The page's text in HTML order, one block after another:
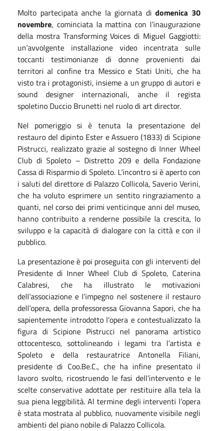
Molto partecipata anche la giornata didomenica 30
novembre, cominciata la mattina con l’inaugurazione
della mostra Transforming Voices di Miguel Gaggiotti:
un’avvolgente installazione video incentrata sulle
toccanti testimonianze di donne provenienti dai
territori al confine tra Messico e Stati Uniti, che ha
visto tra i protagonisti, insieme a un gruppo di autori e
sound designer internazionali, anche il regista
spoletino Duccio Brunetti nel ruolo di art director.
Nel pomeriggio si è tenuta la presentazione del
restauro del dipinto Ester e Assuero (1833) di Scipione
Pistrucci, realizzato grazie al sostegno di Inner Wheel
Club di Spoleto – Distretto 209 e della Fondazione
Cassa di Risparmio di Spoleto. L’incontro si è aperto con
i saluti del direttore di Palazzo Collicola, Saverio Verini,
che ha voluto esprimere un sentito ringraziamento a
quanti, nel corso dei primi venticinque anni del museo,
hanno contribuito a renderne possibile la crescita, lo
sviluppo e la capacità di dialogare con la città e con il
pubblico.
La presentazione è poi proseguita con gli interventi del
Presidente di Inner Wheel Club di Spoleto, Caterina
Calabresi, che ha illustrato le motivazioni
dell’associazione e l’impegno nel sostenere il restauro
dell’opera, della professoressa Giovanna Sapori, che ha
sapientemente introdotto l’opera e contestualizzato la
figura di Scipione Pistrucci nel panorama artistico
ottocentesco, sottolineando i legami tra l’artista e
Spoleto e della restauratrice Antonella Filiani,
presidente di Coo.Be.C., che ha infine presentato il
lavoro svolto, ricostruendo le fasi dell’intervento e le
scelte conservative adottate per restituire alla tela la
sua piena leggibilità. Al termine degli interventi l’opera
è stata mostrata al pubblico, nuovamente visibile negli
ambienti del piano nobile di Palazzo Collicola.